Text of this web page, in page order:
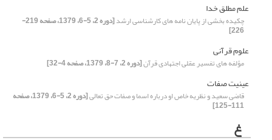
علم مطلق خدا
چکیده بخشی از پایان نامه های کارشناسی ارشد [دوره 2، 5-6، 1379، صفحه 219-
226]
علوم قرآنی
مؤلفه های تفسیر عقلی اجتهادی قرآن[دوره 2، 7-8، 1379، صفحه 4-32]
عینیت صفات
قاضی سعید و نظریه خاص او درباره اسما و صفات حق تعالی [دوره 2، 5-6، 1379، صفحه
111-125]
غ